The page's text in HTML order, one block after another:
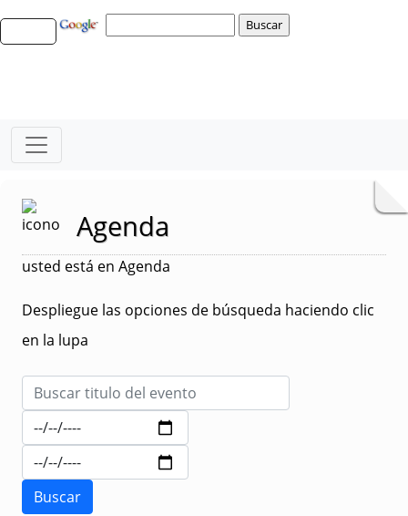
Agenda
usted está en Agenda
Despliegue las opciones de búsqueda haciendo clic
en la lupa